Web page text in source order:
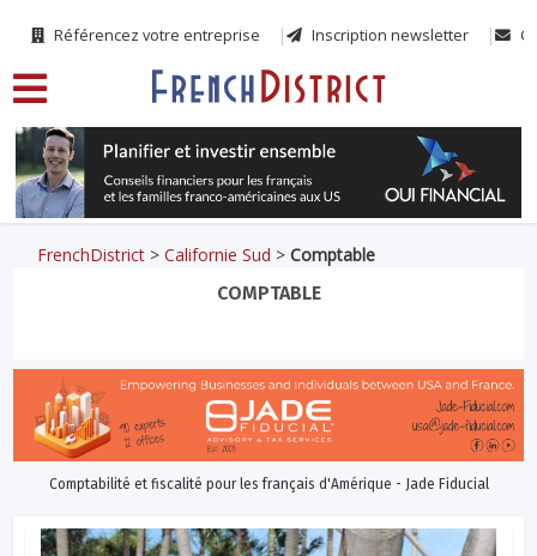
Référencez votre entreprise Inscription newsletter
FrenchDistrict >Californie Sud >Comptable
COMPTABLE
Comptabilité et fiscalité pour les français d'Amérique - Jade Fiducial